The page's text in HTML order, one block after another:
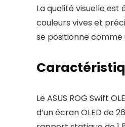
La qualité visuelle
couleurs vives et
se positionne
Le ASUS ROG Swift
d’un écran OLED de